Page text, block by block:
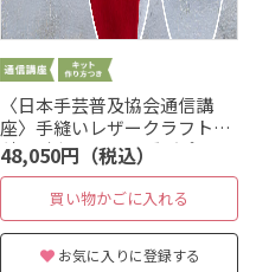
〈日本手芸普及協会通信講
座〉手縫いレザークラフト本
科 財布：オリーブ／ポー
チ：レッド
48,050円（税込）
買い物かごに入れる
お気に入りに登録する